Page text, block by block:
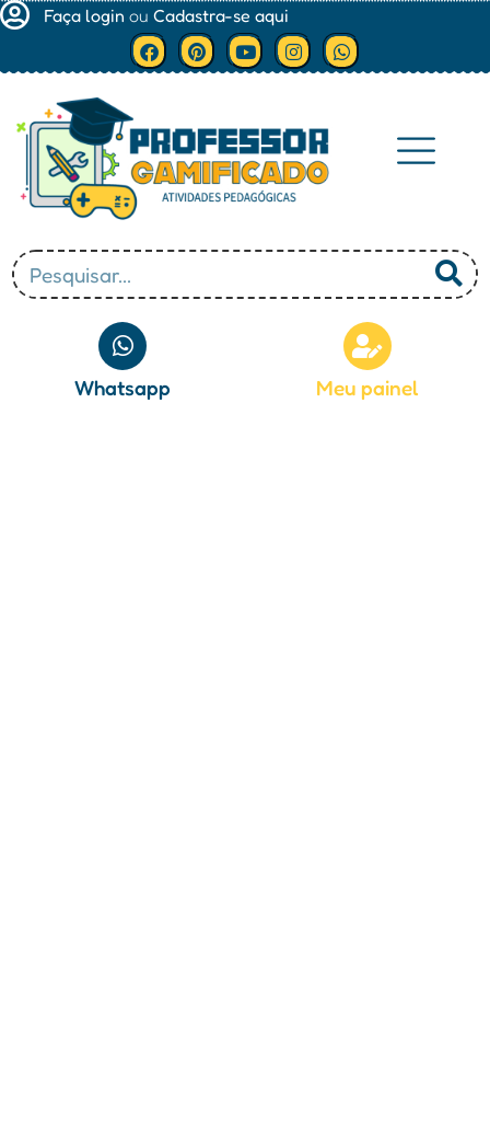
Faça login ou Cadastra-se aqui
Whatsapp Meu painel